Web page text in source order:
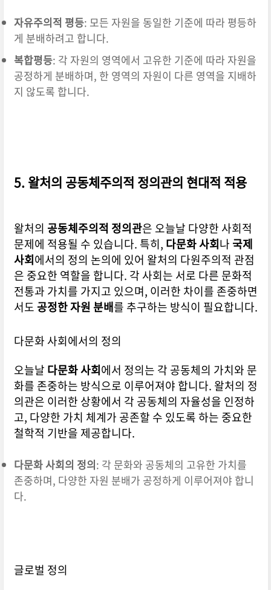
자유주의적 평등: 모든 자원을 동일한 기준에 따라 평등하
게 분배하려고 합니다.
복합평등: 각 자원의 영역에서 고유한 기준에 따라 자원을
공정하게 분배하며, 한 영역의 자원이 다른 영역을 지배하
지 않도록 합니다.
5. 왈처의 공동체주의적 정의관의 현대적 적용
왈처의 공동체주의적 정의관은 오늘날 다양한 사회적
문제에 적용될 수 있습니다. 특히, 다문화 사회나 국제
사회에서의 정의 논의에 있어 왈처의 다원주의적 관점
은 중요한 역할을 합니다. 각 사회는 서로 다른 문화적
전통과 가치를 가지고 있으며, 이러한 차이를 존중하면
서도 공정한 자원 분배를 추구하는 방식이 필요합니다.
다문화 사회에서의 정의
오늘날 다문화 사회에서 정의는 각 공동체의 가치와 문
화를 존중하는 방식으로 이루어져야 합니다. 왈처의 정
의관은 이러한 상황에서 각 공동체의 자율성을 인정하
고, 다양한 가치 체계가 공존할 수 있도록 하는 중요한
철학적 기반을 제공합니다.
다문화 사회의 정의: 각 문화와 공동체의 고유한 가치를
존중하며, 다양한 자원 분배가 공정하게 이루어져야 합니
다.
글로벌 정의